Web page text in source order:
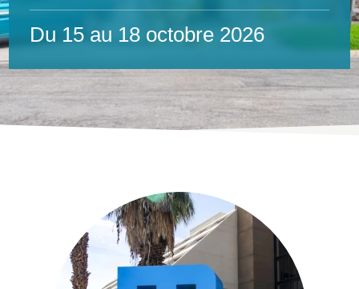
Du 15 au 18 octobre 2026